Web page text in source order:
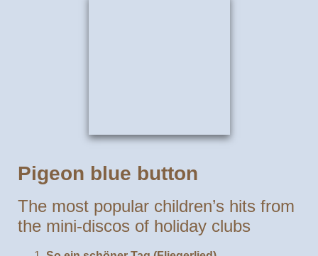
Pigeon blue button
The most popular children’s hits from
the mini-discos of holiday clubs